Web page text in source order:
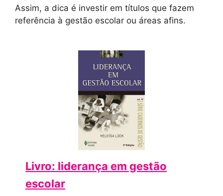
Assim, a dica é investir em títulos que fazem
referência à gestão escolar ou áreas afins.
Livro: liderança em gestão
escolar